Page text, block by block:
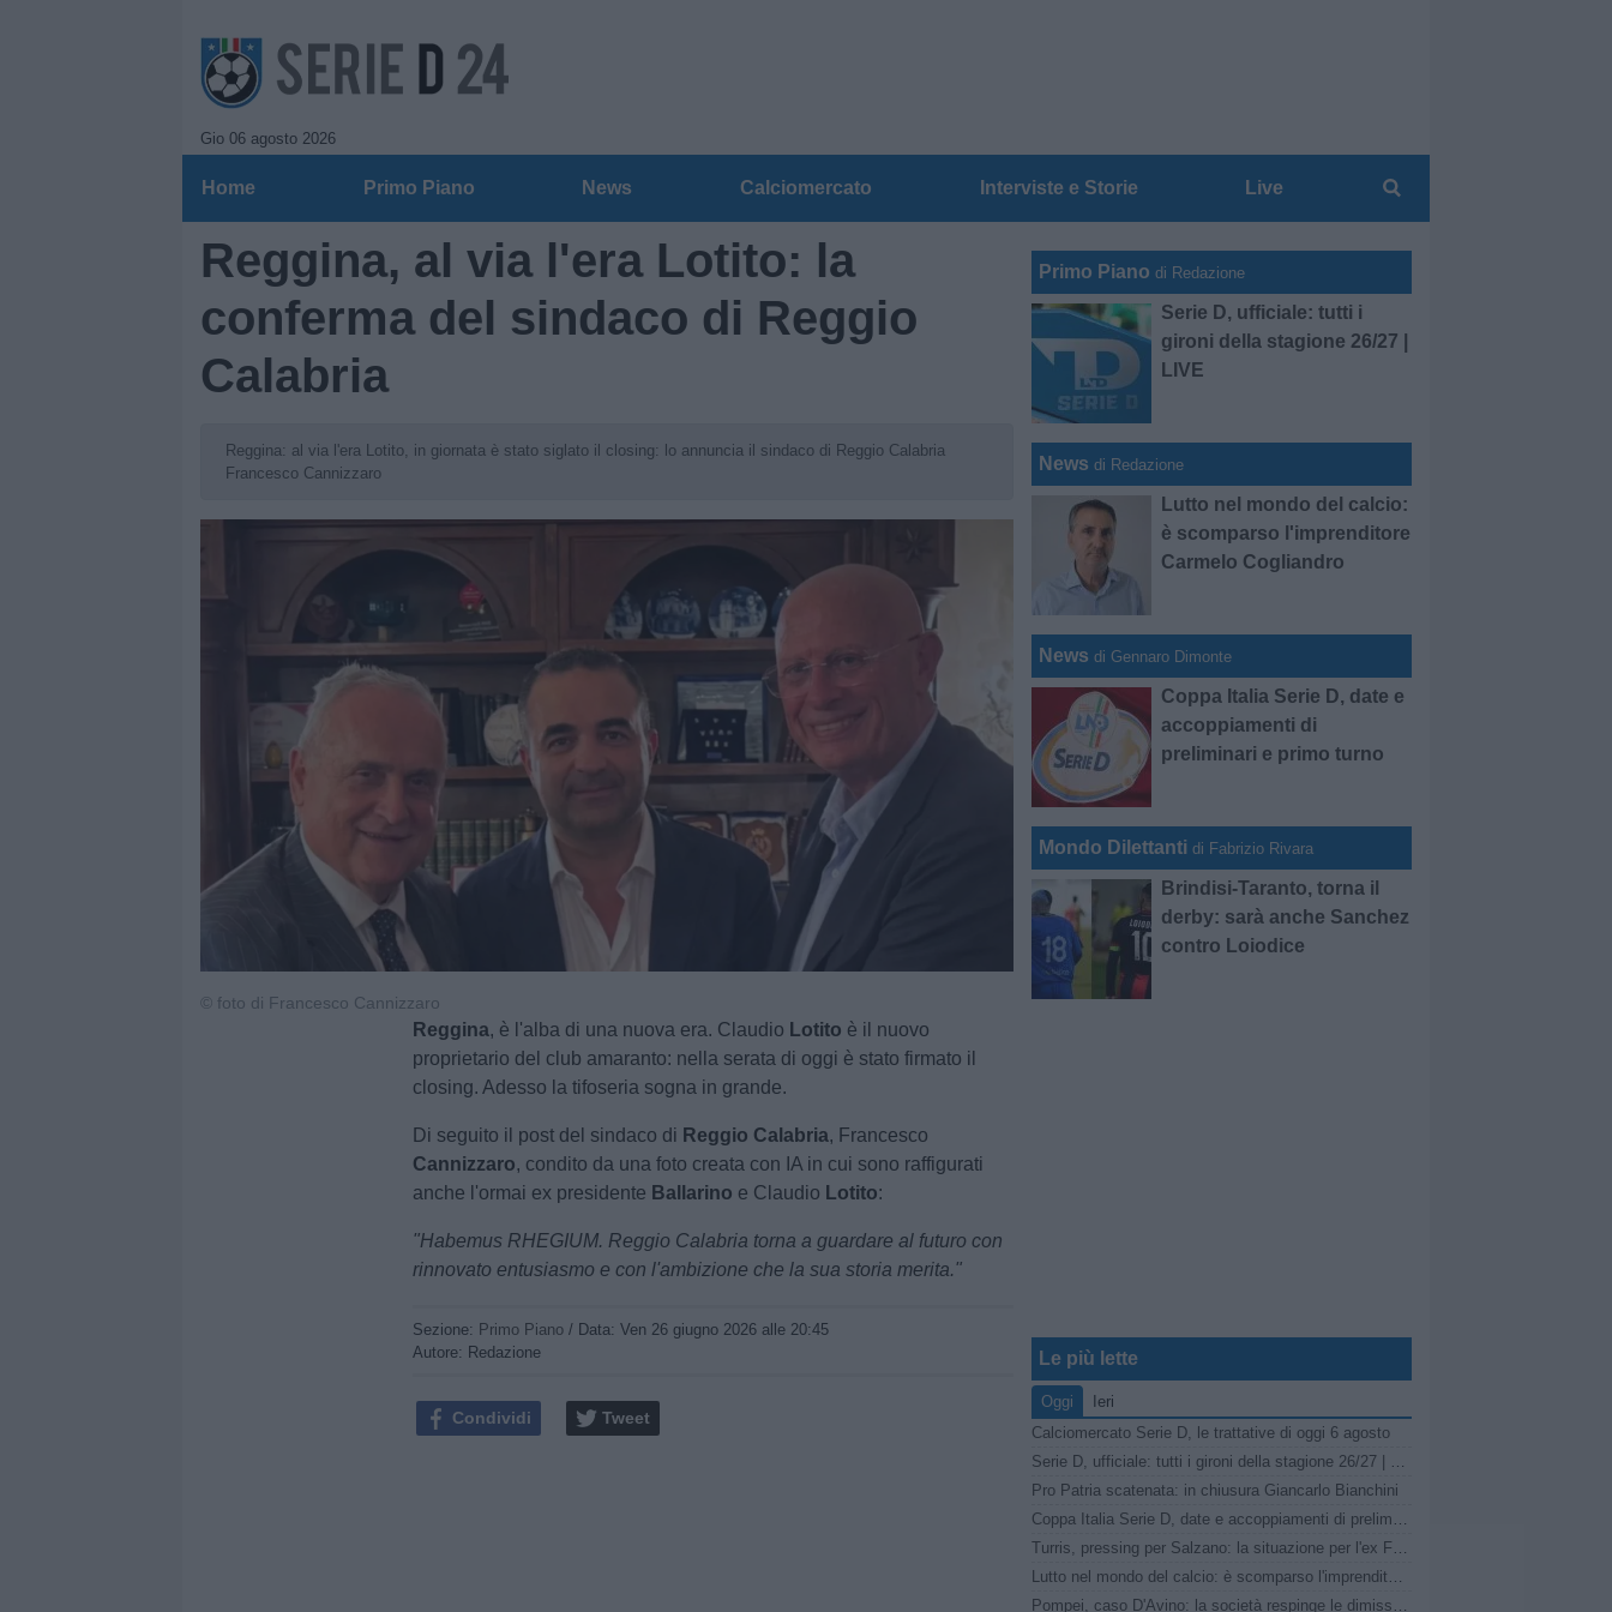
Gio 06 agosto 2026
Home Primo Piano News Calciomercato Interviste e Storie Live
Reggina, al via l'era Lotito: la
conferma del sindaco di Reggio
Calabria
Reggina: al via l'era Lotito, in giornata è stato siglato il closing: lo annuncia il sindaco di Reggio Calabria
Francesco Cannizzaro
© foto di Francesco Cannizzaro
Reggina, è l'alba di una nuova era. Claudio Lotito è il nuovo
proprietario del club amaranto: nella serata di oggi è stato firmato il
closing. Adesso la tifoseria sogna in grande.
Di seguito il post del sindaco di Reggio Calabria, Francesco
Cannizzaro, condito da una foto creata con IA in cui sono raffigurati
anche l'ormai ex presidente Ballarino e Claudio Lotito:
"Habemus RHEGIUM. Reggio Calabria torna a guardare al futuro con
rinnovato entusiasmo e con l'ambizione che la sua storia merita."
Sezione: Primo Piano / Data:Ven 26 giugno 2026 alle 20:45
Autore: Redazione
Condividi Tweet
Primo Piano di Redazione
Serie D, ufficiale: tutti i
gironi della stagione 26/27 |
LIVE
News di Redazione
Lutto nel mondo del calcio:
è scomparso l'imprenditore
Carmelo Cogliandro
News di Gennaro Dimonte
Coppa Italia Serie D, date e
accoppiamenti di
preliminari e primo turno
Mondo Dilettanti di Fabrizio Rivara
Brindisi-Taranto, torna il
derby: sarà anche Sanchez
contro Loiodice
Le più lette
Oggi
Ieri
Calciomercato Serie D, le trattative di oggi 6 agosto
Serie D, ufficiale: tutti i gironi della stagione 26/27 | LIVE
Pro Patria scatenata: in chiusura Giancarlo Bianchini
Coppa Italia Serie D, date e accoppiamenti di preliminari e primo turno
Turris, pressing per Salzano: la situazione per l'ex Fasano
Lutto nel mondo del calcio: è scomparso l'imprenditore Carmelo Cogliandro
Pompei, caso D'Avino: la società respinge le dimissioni del Direttore Generale